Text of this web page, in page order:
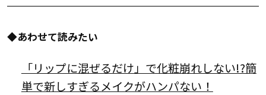
◆あわせて読みたい
「リップに混ぜるだけ」で化粧崩れしない!?簡
単で新しすぎるメイクがハンパない！